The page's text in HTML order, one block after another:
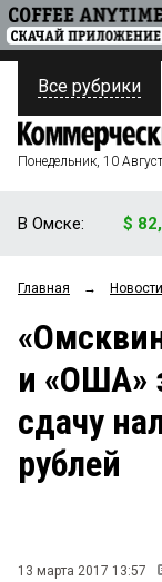
ПОЛИТИКА
ФИНАНСЫ
ОБЩЕСТВО
ЗАКОН
ПРОИСШЕСТВИЯ
Все рубрики
Понедельник, 10
В Омске: $
Главная → Новости
и «ОША»
сдачу
рублей
13 марта 2017 13:57